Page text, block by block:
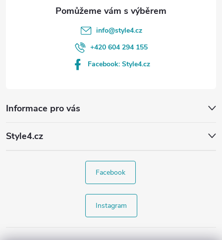
Informace pro vás
Style4.cz
info@style4.cz
+420 604 294 155
Facebook: Style4.cz
Facebook
Instagram